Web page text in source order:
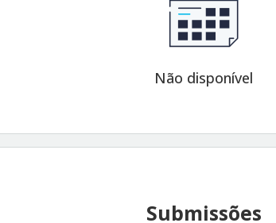
Não disponível
Submissões